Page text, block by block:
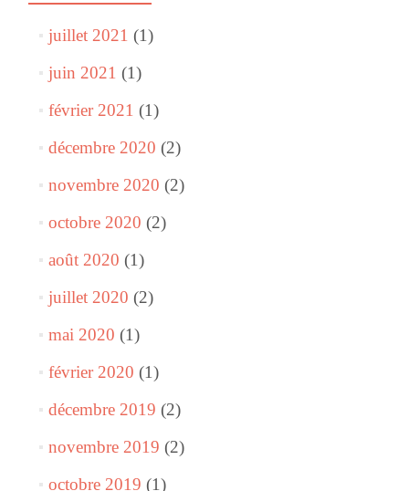
juillet 2021 (1)
juin 2021 (1)
février 2021 (1)
décembre 2020 (2)
novembre 2020 (2)
octobre 2020 (2)
août 2020 (1)
juillet 2020 (2)
mai 2020 (1)
février 2020 (1)
décembre 2019 (2)
novembre 2019 (2)
octobre 2019 (1)